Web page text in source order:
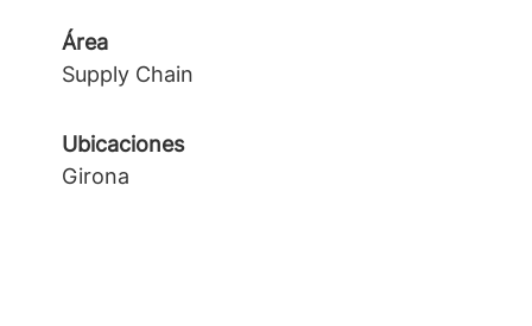
Área
Supply Chain
Ubicaciones
Girona